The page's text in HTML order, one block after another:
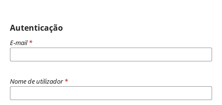
Autenticação
E-mail*
Nome de utilizador*